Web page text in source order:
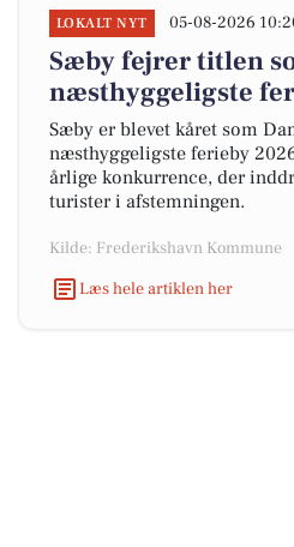
LOKALT NYT 05-08-2026
Sæby fejrer titlen
næsthyggeligste
Sæby er blevet kåret som
næsthyggeligste ferieby
årlige konkurrence, der
turister i afstemningen.
Kilde: Frederikshavn Kommune
Læs hele artiklen her